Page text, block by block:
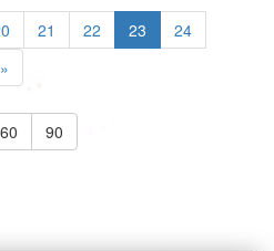
21 22 23
24
60 90